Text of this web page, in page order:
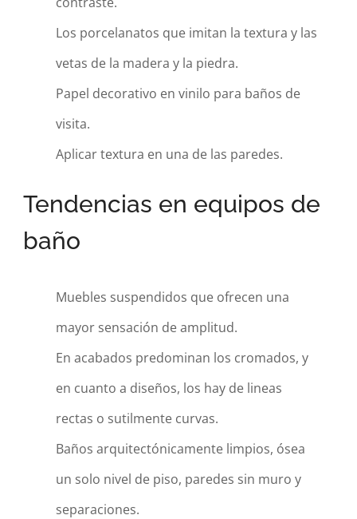
Los porcelanatos que imitan la textura y las
vetas de la madera y la piedra.
Papel decorativo en vinilo para baños de
visita.
Aplicar textura en una de las paredes.
Tendencias en equipos de
baño
Muebles suspendidos que ofrecen una
mayor sensación de amplitud.
En acabados predominan los cromados, y
en cuanto a diseños, los hay de lineas
rectas o sutilmente curvas.
Baños arquitectónicamente limpios, ósea
un solo nivel de piso, paredes sin muro y
separaciones.